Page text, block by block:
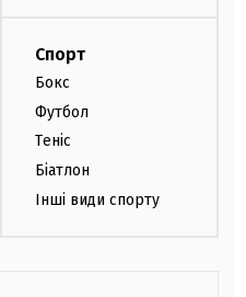
Спорт
Бокс
Футбол
Теніс
Біатлон
Інші види спорту